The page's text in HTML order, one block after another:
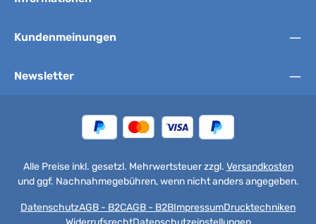
Kundenmeinungen
Newsletter
Alle Preise inkl. gesetzl. Mehrwertsteuer zzgl. Versandkosten
und ggf. Nachnahmegebühren, wenn nicht anders angegeben.
DatenschutzAGB - B2CAGB - B2BImpressumDrucktechniken